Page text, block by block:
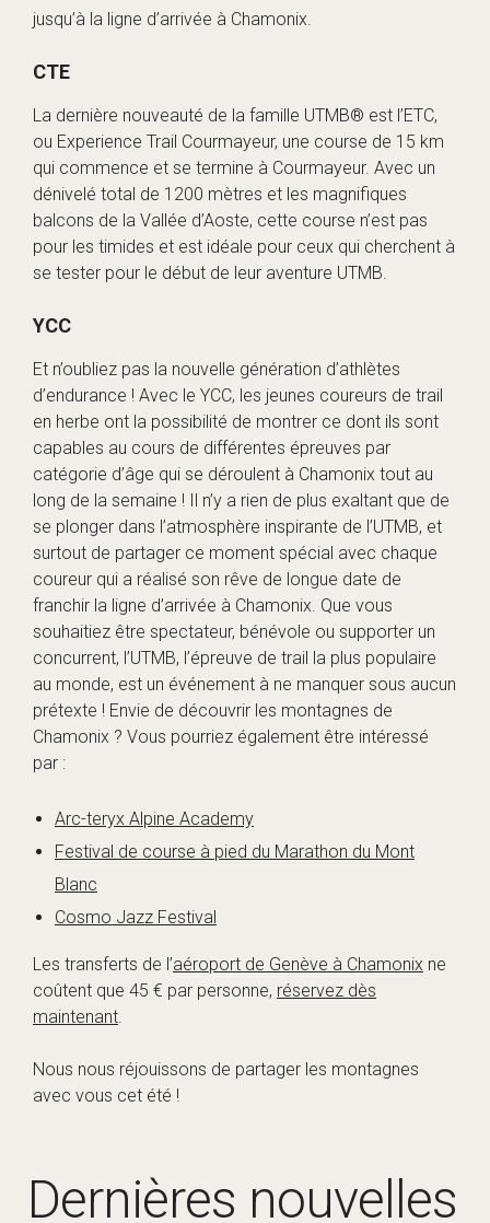
jusqu’à la ligne d’arrivée à Chamonix.
CTE
La dernière nouveauté de la famille UTMB® est l’ETC,
ou Experience Trail Courmayeur, une course de 15 km
qui commence et se termine à Courmayeur. Avec un
dénivelé total de 1200 mètres et les magnifiques
balcons de la Vallée d’Aoste, cette course n’est pas
pour les timides et est idéale pour ceux qui cherchent à
se tester pour le début de leur aventure UTMB.
YCC
Et n’oubliez pas la nouvelle génération d’athlètes
d’endurance ! Avec le YCC, les jeunes coureurs de trail
en herbe ont la possibilité de montrer ce dont ils sont
capables au cours de différentes épreuves par
catégorie d’âge qui se déroulent à Chamonix tout au
long de la semaine ! Il n’y a rien de plus exaltant que de
se plonger dans l’atmosphère inspirante de l’UTMB, et
surtout de partager ce moment spécial avec chaque
coureur qui a réalisé son rêve de longue date de
franchir la ligne d’arrivée à Chamonix. Que vous
souhaitiez être spectateur, bénévole ou supporter un
concurrent, l’UTMB, l’épreuve de trail la plus populaire
au monde, est un événement à ne manquer sous aucun
prétexte ! Envie de découvrir les montagnes de
Chamonix ? Vous pourriez également être intéressé
par :
Arc-teryx Alpine Academy
Festival de course à pied du Marathon du Mont
Blanc
Cosmo Jazz Festival
Les transferts de l’aéroport de Genève à Chamonix ne
coûtent que 45 € par personne, réservez dès
maintenant.
Nous nous réjouissons de partager les montagnes
avec vous cet été !
Dernières nouvelles